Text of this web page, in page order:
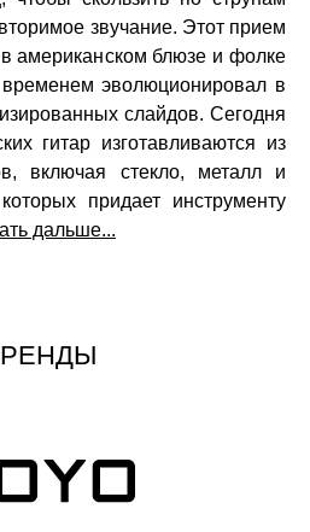
звучание. Этот прием
американском блюзе и фолке
эволюционировал в
слайдов. Сегодня
гитар изготавливаются из
включая стекло, металл и
придает инструменту
дальше...